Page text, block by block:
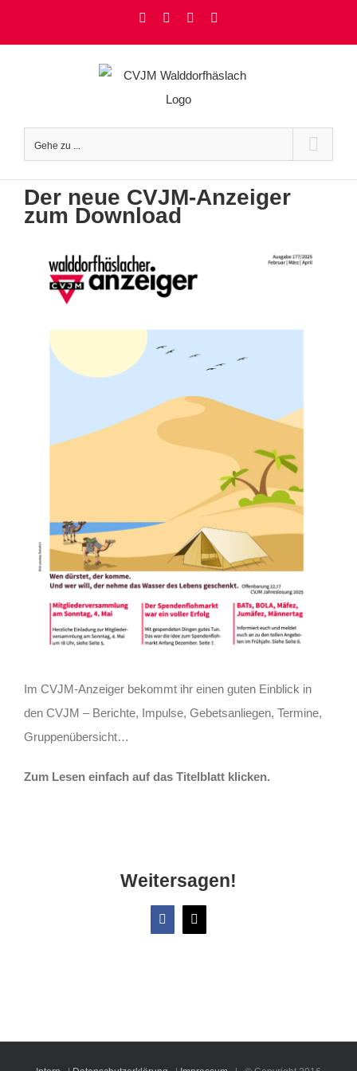
FacebookInstagramYouTube
Gehe zu ...
Der neue CVJM-Anzeiger
zum Download
Im CVJM-Anzeiger bekommt ihr einen guten Einblick in
den CVJM – Berichte, Impulse, Gebetsanliegen, Termine,
Gruppenübersicht…
Zum Lesen einfach auf das Titelblatt klicken.
Weitersagen!
Facebook
X